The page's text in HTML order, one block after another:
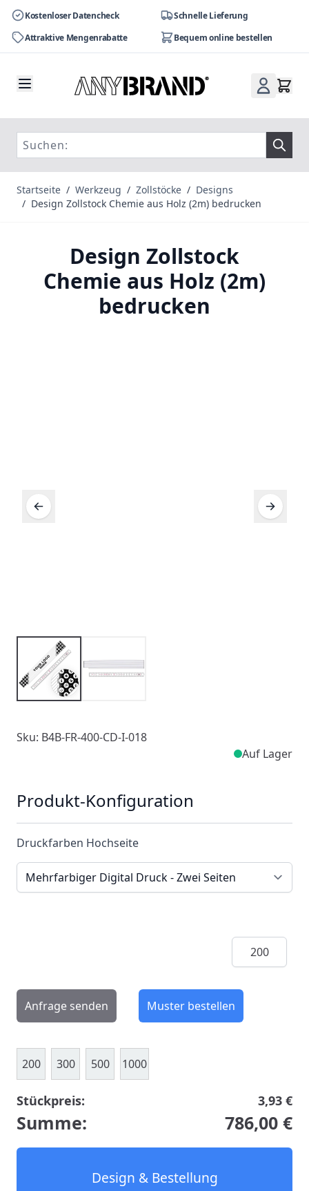
Kostenloser Datencheck
Schnelle Lieferung
Attraktive Mengenrabatte
Bequem online bestellen
Startseite / Werkzeug / Zollstöcke / Designs
/ Design Zollstock Chemie aus Holz (2m) bedrucken
Design Zollstock
Chemie aus Holz (2m)
bedrucken
Sku: B4B-FR-400-CD-I-018
Auf Lager
Produkt-Konfiguration
Druckfarben Hochseite
Menge
Anfrage senden Muster bestellen
200 300 500 1000
Stückpreis: 3,93 €
Summe: 786,00 €
Design & Bestellung